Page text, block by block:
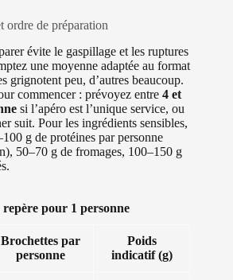
ordre de préparation
évite le gaspillage et les ruptures
une moyenne adaptée au format
grignotent peu, d’autres beaucoup.
commencer : prévoyez entre 4 et
si l’apéro est l’unique service, ou
suit. Pour les ingrédients sensibles,
g de protéines par personne
50–70 g de fromages, 100–150 g
repère pour 1 personne
Brochettes par
personne
Poids
indicatif (g)